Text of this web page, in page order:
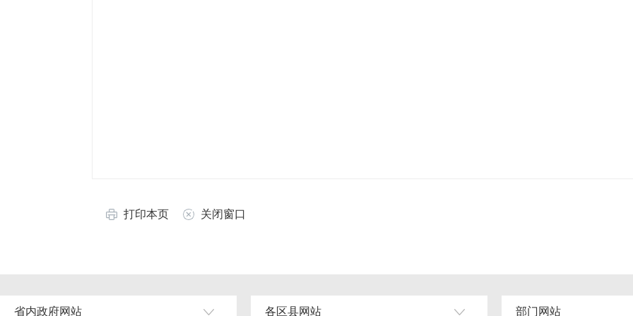
打印本页 关闭窗口
省内政府网站 各区县网站 部门网站